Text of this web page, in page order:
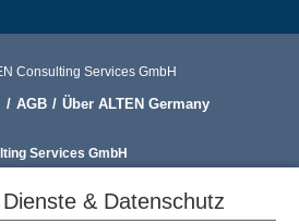
Consulting Services GmbH
AGB Über ALTEN Germany
Services GmbH
consulting.de
+49 80 02 38 85 75
& Datenschutz